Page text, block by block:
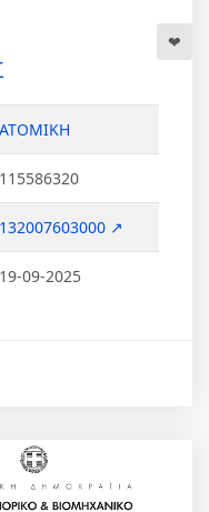
ΑΤΟΜΙΚΗ
115586320
132007603000 ↗
19-09-2025